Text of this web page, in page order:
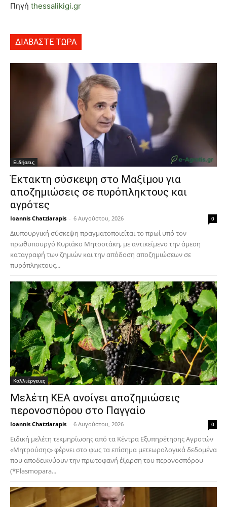
Πηγή thessalikigi.gr
ΔΙΑΒΑΣΤΕ ΤΩΡΑ
Ειδήσεις
Έκτακτη σύσκεψη στο Μαξίμου για
αποζημιώσεις σε πυρόπληκτους και
αγρότες
Ioannis Chatziarapis - 6 Αυγούστου, 2026 0
Διυπουργική σύσκεψη πραγματοποιείται το πρωί υπό τον
πρωθυπουργό Κυριάκο Μητσοτάκη, με αντικείμενο την άμεση
καταγραφή των ζημιών και την απόδοση αποζημιώσεων σε
πυρόπληκτους...
Καλλιέργειες
Μελέτη ΚΕΑ ανοίγει αποζημιώσεις
περονοσπόρου στο Παγγαίο
Ioannis Chatziarapis - 6 Αυγούστου, 2026 0
Ειδική μελέτη τεκμηρίωσης από τα Κέντρα Εξυπηρέτησης Αγροτών
«Μητρούσης» φέρνει στο φως τα επίσημα μετεωρολογικά δεδομένα
που αποδεικνύουν την πρωτοφανή έξαρση του περονοσπόρου
(*Plasmopara...